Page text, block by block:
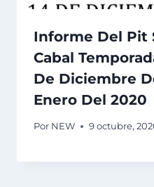
Informe Del Pit
Cabal
De Diciembre
Enero Del 2020
Por NEW 9 octubre,